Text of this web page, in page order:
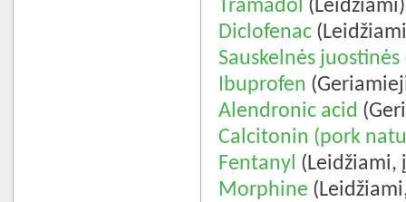
Tramadol (Leidžiami)
Diclofenac
Sauskelnės
Ibuprofen
Alendronic acid
Calcitonin (pork
Fentanyl (Leidžiami,
Morphine